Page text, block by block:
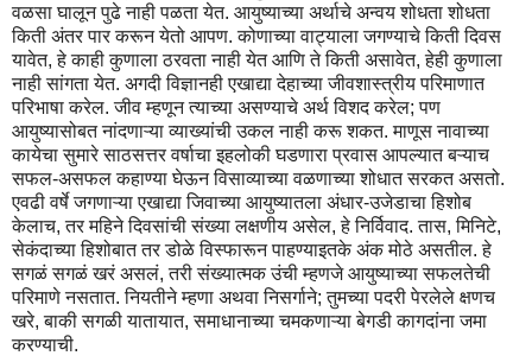
वळसा घालून पुढे नाही पळता येत. आयुष्याच्या अर्थाचे अन्वय शोधता शोधता
किती अंतर पार करून येतो आपण. कोणाच्या वाट्याला जगण्याचे किती दिवस
यावेत, हे काही कुणाला ठरवता नाही येत आणि ते किती असावेत, हेही कुणाला
नाही सांगता येत. अगदी विज्ञानही एखाद्या देहाच्या जीवशास्त्रीय परिमाणात
परिभाषा करेल. जीव म्हणून त्याच्या असण्याचे अर्थ विशद करेल; पण
आयुष्यासोबत नांदणाऱ्या व्याख्यांची उकल नाही करू शकत. माणूस नावाच्या
कायेचा सुमारे साठसत्तर वर्षाचा इहलोकी घडणारा प्रवास आपल्यात बऱ्याच
सफल-असफल कहाण्या घेऊन विसाव्याच्या वळणाच्या शोधात सरकत असतो.
एवढी वर्षे जगणाऱ्या एखाद्या जिवाच्या आयुष्यातला अंधार-उजेडाचा हिशोब
केलाच, तर महिने दिवसांची संख्या लक्षणीय असेल, हे निर्विवाद. तास, मिनिटे,
सेकंदाच्या हिशोबात तर डोळे विस्फारून पाहण्याइतके अंक मोठे असतील. हे
सगळं सगळं खरं असलं, तरी संख्यात्मक उंची म्हणजे आयुष्याच्या सफलतेची
परिमाणे नसतात. नियतीने म्हणा अथवा निसर्गाने; तुमच्या पदरी पेरलेले क्षणच
खरे, बाकी सगळी यातायात, समाधानाच्या चमकणाऱ्या बेगडी कागदांना जमा
करण्याची.